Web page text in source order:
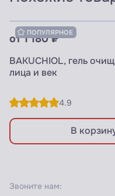
ПОПУЛЯРНОЕ
от 1 180 ₽
BAKUCHIOL, гель
лица и век
4.9
В
Звоните нам: